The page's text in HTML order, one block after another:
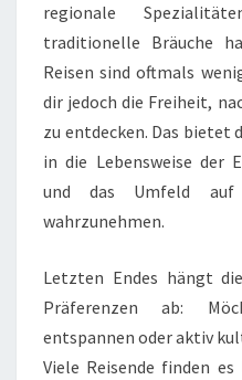
regionale
traditionelle Bräuche
Reisen sind oftmals
dir jedoch die Freiheit,
zu entdecken. Das bietet
in die Lebensweise der
und das Umfeld auf
wahrzunehmen.
Letzten Endes hängt
Präferenzen ab:
entspannen oder aktiv
Viele Reisende finden